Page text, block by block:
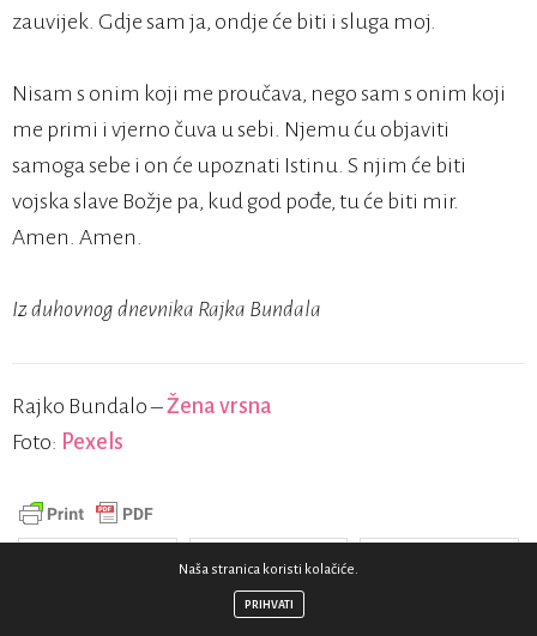
zauvijek. Gdje sam ja, ondje će biti i sluga moj.
Nisam s onim koji me proučava, nego sam s onim koji
me primi i vjerno čuva u sebi. Njemu ću objaviti
samoga sebe i on će upoznati Istinu. S njim će biti
vojska slave Božje pa, kud god pođe, tu će biti mir.
Amen. Amen.
Iz duhovnog dnevnika Rajka Bundala
Rajko Bundalo –Žena vrsna
Foto: Pexels
Podijelite
Naša stranica koristi kolačiće.
PRIHVATI